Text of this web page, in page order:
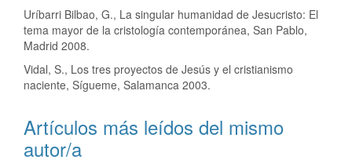
Uríbarri Bilbao, G., La singular humanidad de Jesucristo: El
tema mayor de la cristología contemporánea, San Pablo,
Madrid 2008.
Vidal, S., Los tres proyectos de Jesús y el cristianismo
naciente, Sígueme, Salamanca 2003.
Artículos más leídos del mismo
autor/a